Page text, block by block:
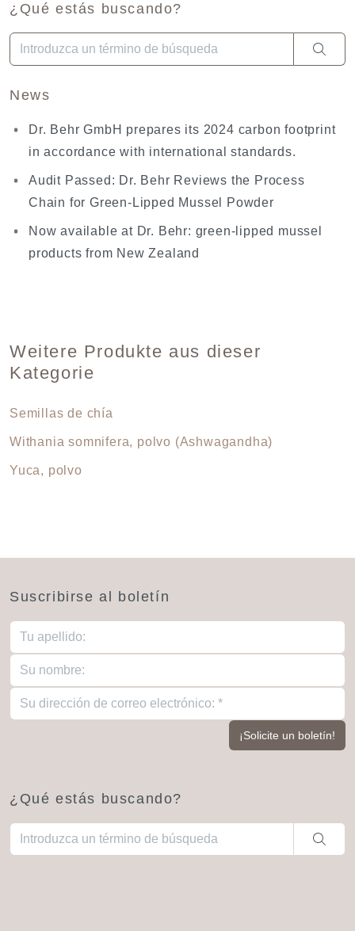
¿Qué estás buscando?
Cuando hay resultados autocompletados, puedes utilizar
News
Dr. Behr GmbH prepares its 2024 carbon footprint
in accordance with international standards.
Audit Passed: Dr. Behr Reviews the Process
Chain for Green-Lipped Mussel Powder
Now available at Dr. Behr: green-lipped mussel
products from New Zealand
Weitere Produkte aus dieser
Kategorie
Semillas de chía
Withania somnifera, polvo (Ashwagandha)
Yuca, polvo
Suscribirse al boletín
¿Qué estás buscando?
Cuando hay resultados autocompletados, puedes utilizar